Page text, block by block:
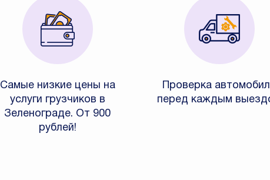
Самые низкие цены на
услуги грузчиков в
Зеленограде. От 900
рублей!
Проверка
перед каждым